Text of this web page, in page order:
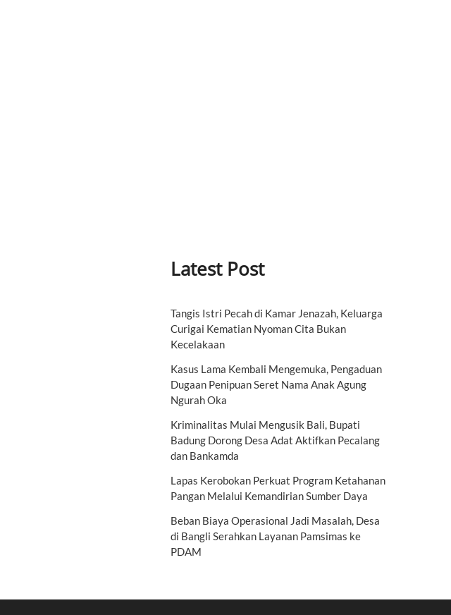
Latest Post
Tangis Istri Pecah di Kamar Jenazah, Keluarga
Curigai Kematian Nyoman Cita Bukan
Kecelakaan
Kasus Lama Kembali Mengemuka, Pengaduan
Dugaan Penipuan Seret Nama Anak Agung
Ngurah Oka
Kriminalitas Mulai Mengusik Bali, Bupati
Badung Dorong Desa Adat Aktifkan Pecalang
dan Bankamda
Lapas Kerobokan Perkuat Program Ketahanan
Pangan Melalui Kemandirian Sumber Daya
Beban Biaya Operasional Jadi Masalah, Desa
di Bangli Serahkan Layanan Pamsimas ke
PDAM